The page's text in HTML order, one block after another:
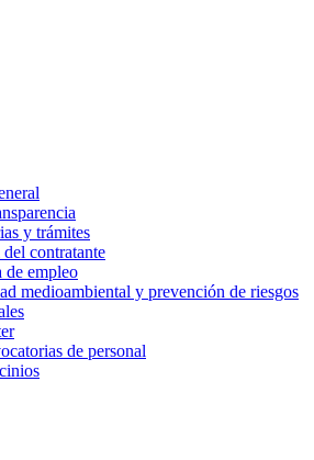
y trámites
contratante
de empleo
medioambiental y prevención de riesgos
de personal